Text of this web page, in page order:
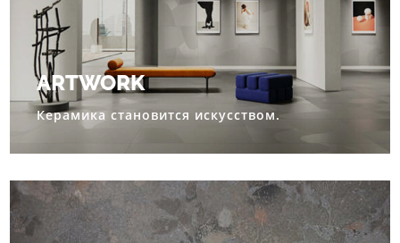
ARTWORK
Керамика становится искусством.